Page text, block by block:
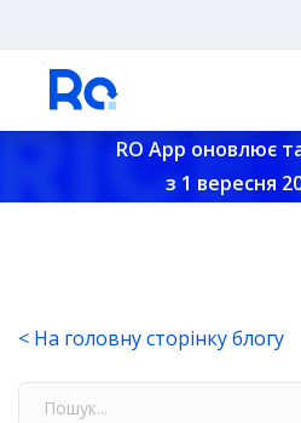
RO App оновлює
з 1 вересня
< На головну сторінку блогу